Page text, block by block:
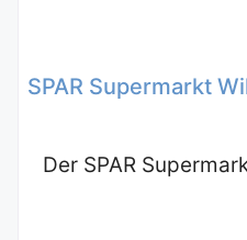
SPAR Supermarkt
Der SPAR